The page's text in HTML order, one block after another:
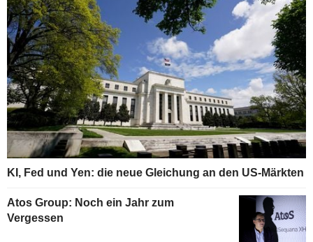
KI, Fed und Yen: die neue Gleichung an den US-Märkten
Atos Group: Noch ein Jahr zum
Vergessen